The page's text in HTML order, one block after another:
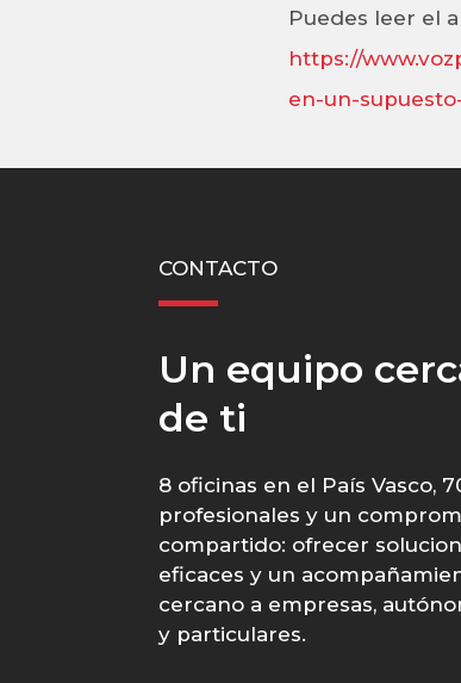
Puedes leer el
https://
en-un-
CONTACTO
Un equipo
de ti
8 oficinas en el País Vasco,
profesionales y un
compartido: ofrecer
eficaces y un
cercano a empresas,
y particulares.